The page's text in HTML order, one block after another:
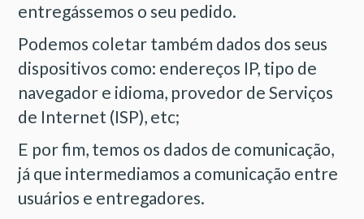
entregássemos o seu pedido.
Podemos coletar também dados dos seus
dispositivos como: endereços IP, tipo de
navegador e idioma, provedor de Serviços
de Internet (ISP), etc;
E por fim, temos os dados de comunicação,
já que intermediamos a comunicação entre
usuários e entregadores.